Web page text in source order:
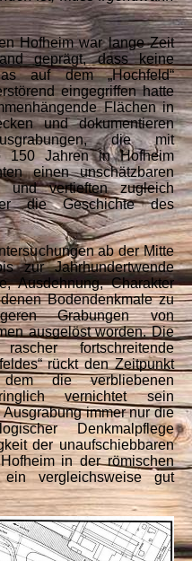
Hofheim war lange Zeit
geprägt, dass keine
auf dem „Hochfeld“
eingegriffen hatte
Flächen in
und dokumentieren
die mit
150 Jahren in Hofheim
einen unschätzbaren
und vertieften zugleich
die Geschichte des
ab der Mitte
zur Jahrhundertwende
Ausdehnung, Charakter
Bodendenkmale zu
Grabungen von
ausgelöst worden. Die
fortschreitende
rückt den Zeitpunkt
die verbliebenen
vernichtet sein
immer nur die
Denkmalpflege
der unaufschiebbaren
in der römischen
ein vergleichsweise gut